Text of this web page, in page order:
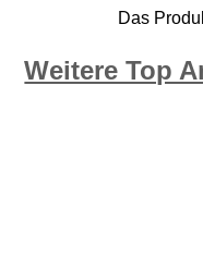
Das
Weitere Top